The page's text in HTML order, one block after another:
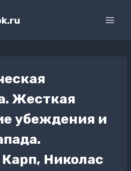
Жесткая
убеждения и
Николас